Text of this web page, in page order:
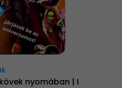
nyomában | I